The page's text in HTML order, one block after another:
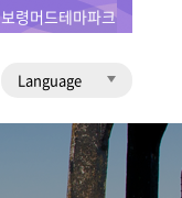
Language
보령머드테마파크